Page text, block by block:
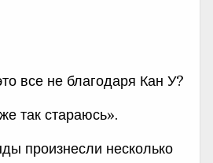
все не благодаря Кан У?
так стараюсь».
произнесли несколько